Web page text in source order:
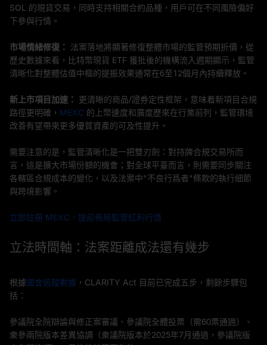
SOL 的現貨交易，同時支持相關合約品種，用戶可在不同風險偏好
下參與行情。
市場情緒修復： 法案落地將顯著修復整體市場的監管預期折價，從
歷史數據來看，比特幣現貨 ETF 獲批後的機構流入週期顯示，監管
清晰化對整體估值中樞的提振效果通常在6至12個月內持續釋放。
新上市項目加速： 更清晰的商品/證券定性框架，意味着新項目合規
路徑更明確， MEXC 的上幣速度和廣度歷來在行業前列，監管環境
改善有望帶來更多優質資產的可及性提升。
需要注意的是，監管清晰化是一把雙刃劍：對持牌合規交易所而
言，這是擴大市場份額的機會；對全球平臺而言，則需要同步關注
各轄區合規成本的變化，以及法案中"不良行爲者"條款的執行細節
與跨境影響。
立即註冊 MEXC，提前佈局監管紅利行情
立法時間軸：法案距離成法還有幾步
根據國會追蹤數據 ，CLARITY Act 目前已完成五步，剩餘步驟包
括：
參議院全院辯論與修正案審議、參議院全體投票（需60票通過）、
衆參兩院版本差異協調（衆議院版本於2025年7月通過，參議院版